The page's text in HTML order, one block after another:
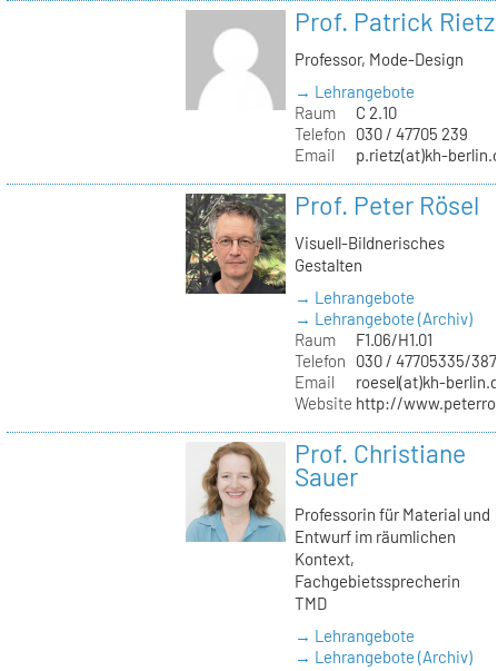
Prof. Patrick Rietz
Professor, Mode-Design
→ Lehrangebote
Raum
C 2.10
Telefon
030 / 47705 239
Email
p.rietz(at)kh-
Prof. Peter Rösel
Visuell-Bildnerisches
Gestalten
→ Lehrangebote
→ Lehrangebote (Archiv)
Raum
F1.06/H1.01
Telefon
030 / 47705335/387
Email
roesel(at)kh-
Website http://
Prof. Christiane
Sauer
Professorin für Material und
Entwurf im räumlichen
Kontext,
Fachgebietssprecherin
TMD
→ Lehrangebote
→ Lehrangebote (Archiv)